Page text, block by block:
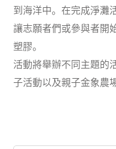
到海洋中。在完成淨灘
讓志願者們或參與者開
塑膠。
活動將舉辦不同主題的
子活動以及親子金象農